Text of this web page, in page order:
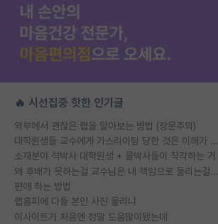
🔥 시선집중 핫한 인기글
외부에서 괜찮은 랩을 알아보는 방법 (장문주의)
대학원생들 교수에게 가스라이팅 당한 것은 이해가 갑니다. 안타깝네요.
소재분야 석박사 대학원생 + 물박사들이 착각하는 거
왜 후배가 못하는걸 교수님은 내 책임으로 돌리는걸까요?
편애 하는 방법
랩홈피에 다들 본인 사진 올리냐
이사이트가 처음엔 정말 도움많이됐는데